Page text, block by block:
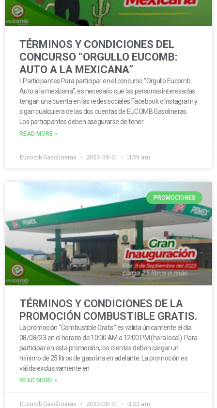
TÉRMINOS Y CONDICIONES DEL
CONCURSO “ORGULLO EUCOMB:
AUTO A LA MEXICANA”
I. Participantes Para participar en el concurso “Orgullo Eucomb:
Auto a la mexicana”, es necesario que las personas interesadas
tengan una cuenta en las redes sociales Facebook o Instagram y
sigan cualquiera de las dos cuentas de EUCOMB Gasolineras.
Los participantes deben asegurarse de tener
READ MORE »
Eucomb Gasolineras 2023-09-01 11:39 am
PROMOCIONES
TÉRMINOS Y CONDICIONES DE LA
PROMOCIÓN COMBUSTIBLE GRATIS.
La promoción “Combustible Gratis” es válida únicamente el día
08/08/23 en el horario de 10:00 AM a 12:00 PM (hora local). Para
participar en esta promoción, los clientes deben cargar un
mínimo de 25 litros de gasolina en adelante. La promoción es
válida exclusivamente en
READ MORE »
Eucomb Gasolineras 2023-08-31 11:22 am